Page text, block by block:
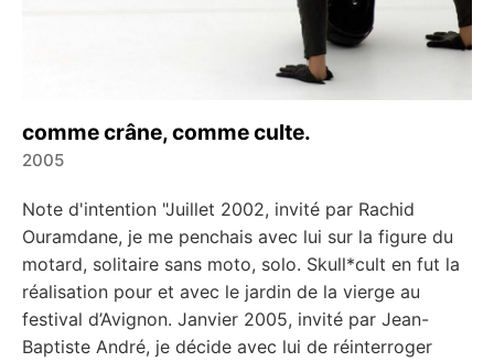
comme crâne, comme culte.
2005
Note d'intention "Juillet 2002, invité par Rachid
Ouramdane, je me penchais avec lui sur la figure du
motard, solitaire sans moto, solo. Skull*cult en fut la
réalisation pour et avec le jardin de la vierge au
festival d’Avignon. Janvier 2005, invité par Jean-
Baptiste André, je décide avec lui de réinterroger